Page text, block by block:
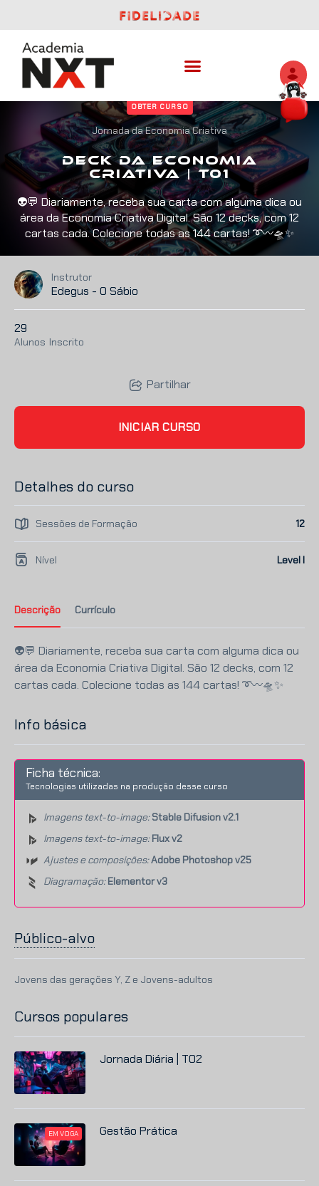
Jornada da Economia Criativa
OBTER CURSO
Deck da Economia
Criativa | T01
👽💬 Diariamente, receba sua carta com alguma dica ou
área da Economia Criativa Digital. São 12 decks, com 12
cartas cada. Colecione todas as 144 cartas! ➰〰️🛸✨
Instrutor
Edegus - O Sábio
29
Alunos Inscrito
Descrição Currículo
👽💬 Diariamente, receba sua carta com alguma dica ou
área da Economia Criativa Digital. São 12 decks, com 12
cartas cada. Colecione todas as 144 cartas! ➰〰️🛸✨
Partilhar
INICIAR CURSO
Detalhes do curso
Sessões de Formação 12
Nível Level I
Info básica
Ficha técnica:
Tecnologias utilizadas na produção desse curso
Imagens text-to-image: Stable Difusion v2.1
Imagens text-to-image: Flux v2
Ajustes e composições:Adobe Photoshop v25
Diagramação: Elementor v3
Público-alvo
Jovens das gerações Y, Z e Jovens-adultos
Cursos populares
Jornada Diária | T02
EM VOGA Gestão Prática